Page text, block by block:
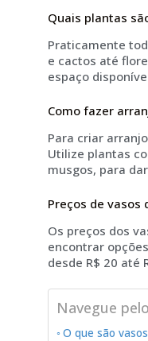
Quais plantas
Praticamente
e cactos até
espaço
Como fazer
Para criar
Utilize plantas
musgos, para
Preços de vasos
Os preços dos
encontrar
desde R$ 20 até
Navegue
O que são